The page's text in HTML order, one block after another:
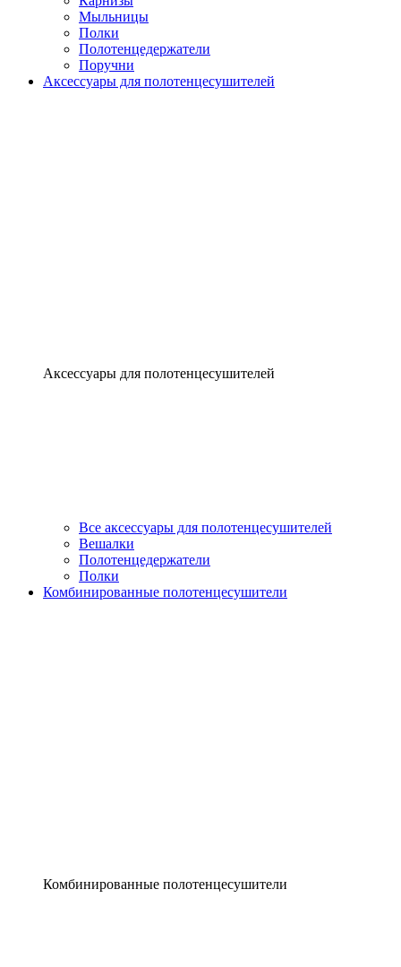
Мыльницы
Полки
Полотенцедержатели
Поручни
Аксессуары для полотенцесушителей
Аксессуары для полотенцесушителей
Все аксессуары для полотенцесушителей
Вешалки
Полотенцедержатели
Полки
Комбинированные полотенцесушители
Комбинированные полотенцесушители